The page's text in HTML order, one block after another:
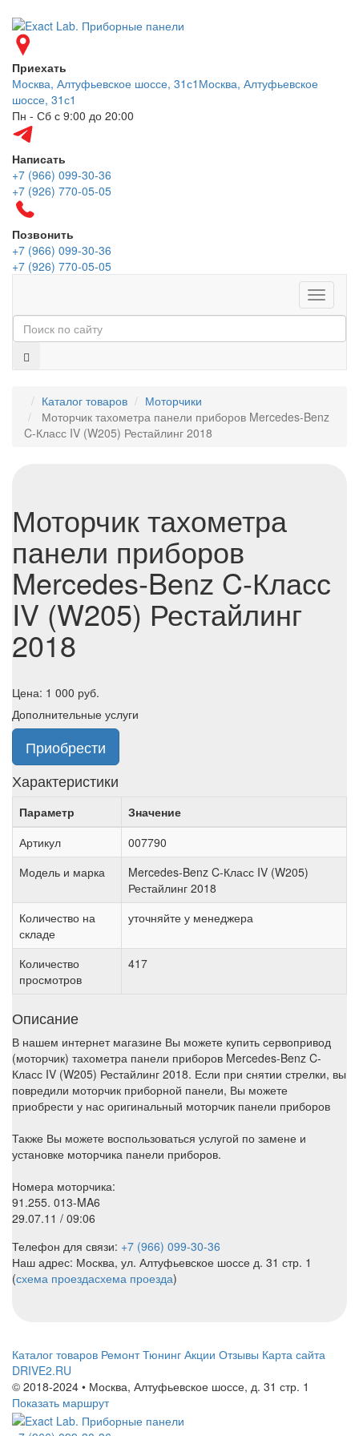
Приехать
Москва, Алтуфьевское шоссе, 31с1 Москва, Алтуфьевское
шоссе, 31с1
Пн - Сб с 9:00 до 20:00
Написать
+7 (966) 099-30-36
+7 (926) 770-05-05
Позвонить
+7 (966) 099-30-36
+7 (926) 770-05-05
Меню
Каталог товаров
Моторчики
Моторчик тахометра панели приборов Mercedes-Benz
C-Класс IV (W205) Рестайлинг 2018
Моторчик тахометра
панели приборов
Mercedes-Benz C-Класс
IV (W205) Рестайлинг
2018
Цена: 1 000 руб.
Дополнительные услуги
Приобрести
Характеристики
Параметр
Значение
Артикул
007790
Модель и марка
Mercedes-Benz C-Класс IV (W205)
Рестайлинг 2018
Количество на
складе
уточняйте у менеджера
Количество
просмотров
417
Описание
В нашем интернет магазине Вы можете купить сервопривод
(моторчик) тахометра панели приборов Mercedes-Benz C-
Класс IV (W205) Рестайлинг 2018. Если при снятии стрелки, вы
повредили моторчик приборной панели, Вы можете
приобрести у нас оригинальный моторчик панели приборов
Также Вы можете воспользоваться услугой по замене и
установке моторчика панели приборов.
Номера моторчика:
91.255. 013-MA6
29.07.11 / 09:06
Телефон для связи: +7 (966) 099-30-36
Наш адрес: Москва, ул. Алтуфьевское шоссе д. 31 стр. 1
(схема проездасхема проезда)
Каталог товаров Ремонт Тюнинг Акции Отзывы Карта сайта
DRIVE2.RU
© 2018-2024 • Москва, Алтуфьевское шоссе, д. 31 стр. 1
Показать маршрут